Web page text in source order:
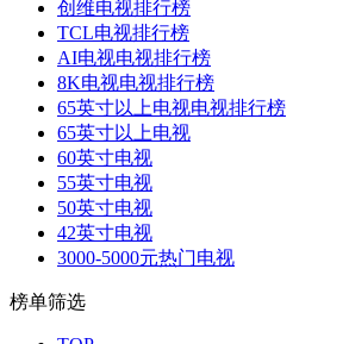
创维电视排行榜
TCL电视排行榜
AI电视电视排行榜
8K电视电视排行榜
65英寸以上电视电视排行榜
65英寸以上电视
60英寸电视
55英寸电视
50英寸电视
42英寸电视
3000-5000元热门电视
榜单筛选